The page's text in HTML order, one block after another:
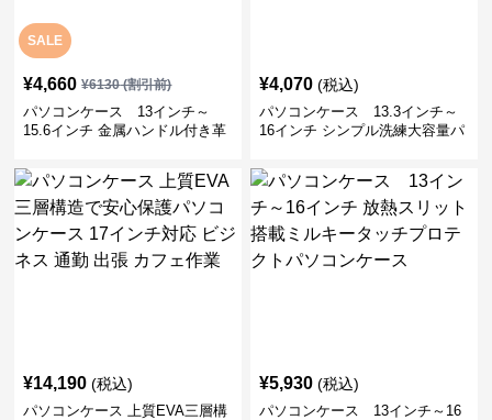
SALE
¥4,660 ¥6130(割引前)
パソコンケース 13インチ～
15.6インチ 金属ハンドル付き革
ビジネス 通勤 商談
¥4,070 (税込)
パソコンケース 13.3インチ～
16インチ シンプル洗練大容量パ
張
¥14,190 (税込)
パソコンケース 上質EVA三層構
¥5,930 (税込)
パソコンケース 13インチ～16